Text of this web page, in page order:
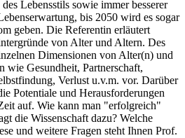
Lebensstils sowie immer besserer
bis 2050 wird es sogar
geben. Die Referentin erläutert
von Alter und Altern. Des
Dimensionen von Alter(n) und
wie Gesundheit, Partnerschaft,
Verlust u.v.m. vor. Darüber
Potentiale und Herausforderungen
auf. Wie kann man "erfolgreich"
die Wissenschaft dazu? Welche
und weitere Fragen steht Ihnen Prof.